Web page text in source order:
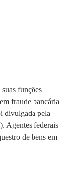
funções
fraude bancária
divulgada pela
Agentes federais
de bens em